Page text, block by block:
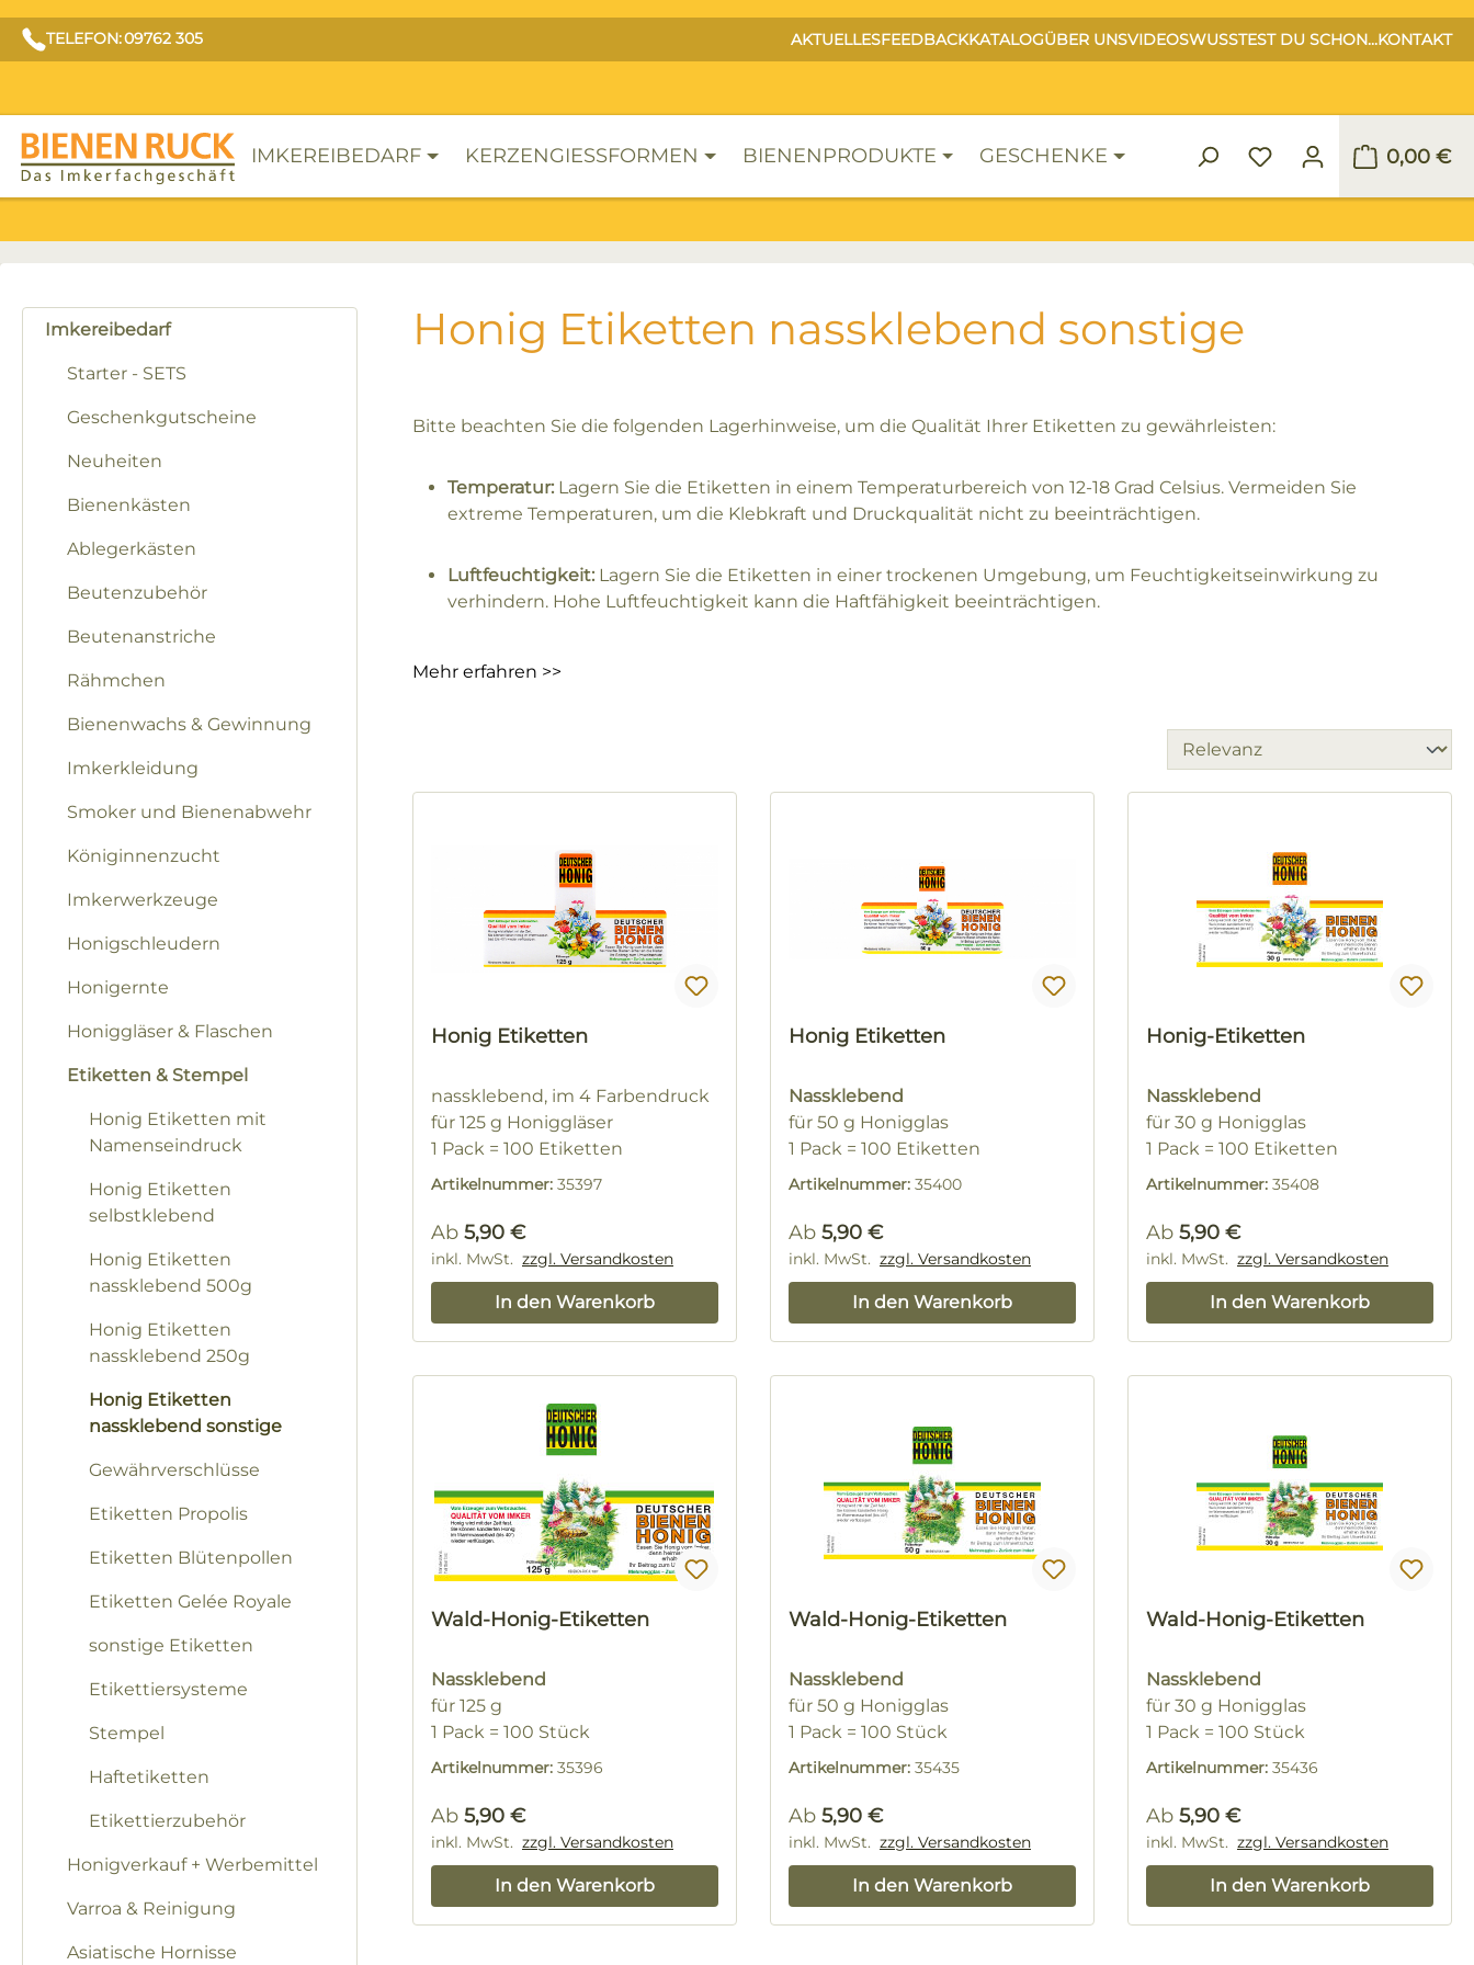
TELEFON: 09762 305 AKTUELLESFEEDBACKKATALOGÜBER UNSVIDEOSWUSSTEST DU SCHON...KONTAKT
IMKEREIBEDARF KERZENGIESSFORMEN BIENENPRODUKTE GESCHENKE 0,00 €
Imkereibedarf
Starter - SETS
Geschenkgutscheine
Neuheiten
Bienenkästen
Ablegerkästen
Beutenzubehör
Beutenanstriche
Rähmchen
Bienenwachs & Gewinnung
Imkerkleidung
Smoker und Bienenabwehr
Königinnenzucht
Imkerwerkzeuge
Honigschleudern
Honigernte
Honiggläser & Flaschen
Etiketten & Stempel
Honig Etiketten mit
Namenseindruck
Honig Etiketten
selbstklebend
Honig Etiketten
nassklebend 500g
Honig Etiketten
nassklebend 250g
Honig Etiketten
nassklebend sonstige
Gewährverschlüsse
Etiketten Propolis
Etiketten Blütenpollen
Etiketten Gelée Royale
sonstige Etiketten
Etikettiersysteme
Stempel
Haftetiketten
Etikettierzubehör
Honigverkauf + Werbemittel
Varroa & Reinigung
Asiatische Hornisse
Honig Etiketten nassklebend sonstige
Bitte beachten Sie die folgenden Lagerhinweise, um die Qualität Ihrer Etiketten zu gewährleisten:
Temperatur: Lagern Sie die Etiketten in einem Temperaturbereich von 12-18 Grad Celsius. Vermeiden Sie
extreme Temperaturen, um die Klebkraft und Druckqualität nicht zu beeinträchtigen.
Luftfeuchtigkeit: Lagern Sie die Etiketten in einer trockenen Umgebung, um Feuchtigkeitseinwirkung zu
verhindern. Hohe Luftfeuchtigkeit kann die Haftfähigkeit beeinträchtigen.
Mehr erfahren >>
Honig Etiketten
nassklebend, im 4 Farbendruck
für 125 g Honiggläser
1 Pack = 100 Etiketten
Artikelnummer: 35397
Regulärer Preis:
Ab 5,90 €
inkl. MwSt. zzgl. Versandkosten
In den Warenkorb
Honig Etiketten
Nassklebend
für 50 g Honigglas
1 Pack = 100 Etiketten
Artikelnummer: 35400
Regulärer Preis:
Ab 5,90 €
inkl. MwSt. zzgl. Versandkosten
In den Warenkorb
Honig-Etiketten
Nassklebend
für 30 g Honigglas
1 Pack = 100 Etiketten
Artikelnummer: 35408
Regulärer Preis:
Ab 5,90 €
inkl. MwSt. zzgl. Versandkosten
In den Warenkorb
Wald-Honig-Etiketten
Nassklebend
für 125 g
1 Pack = 100 Stück
Artikelnummer: 35396
Regulärer Preis:
Ab 5,90 €
inkl. MwSt. zzgl. Versandkosten
In den Warenkorb
Wald-Honig-Etiketten
Nassklebend
für 50 g Honigglas
1 Pack = 100 Stück
Artikelnummer: 35435
Regulärer Preis:
Ab 5,90 €
inkl. MwSt. zzgl. Versandkosten
In den Warenkorb
Wald-Honig-Etiketten
Nassklebend
für 30 g Honigglas
1 Pack = 100 Stück
Artikelnummer: 35436
Regulärer Preis:
Ab 5,90 €
inkl. MwSt. zzgl. Versandkosten
In den Warenkorb